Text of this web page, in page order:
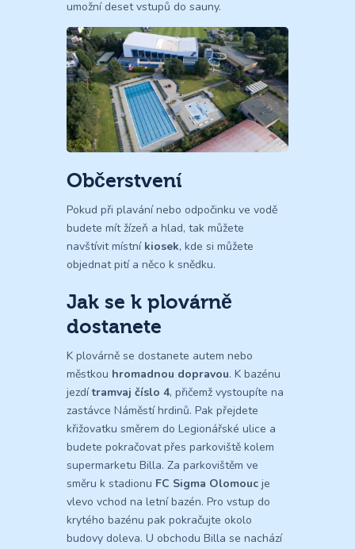
umožní deset vstupů do sauny.
Občerstvení
Pokud při plavání nebo odpočinku ve vodě
budete mít žízeň a hlad, tak můžete
navštívit místní kiosek, kde si můžete
objednat pití a něco k snědku.
Jak se k plovárně
dostanete
K plovárně se dostanete autem nebo
městkou hromadnou dopravou. K bazénu
jezdítramvaj číslo 4, přičemž vystoupíte na
zastávce Náměstí hrdinů. Pak přejdete
křižovatku směrem do Legionářské ulice a
budete pokračovat přes parkoviště kolem
supermarketu Billa. Za parkovištěm ve
směru k stadionu FC Sigma Olomouc je
vlevo vchod na letní bazén. Pro vstup do
krytého bazénu pak pokračujte okolo
budovy doleva. U obchodu Billa se nachází